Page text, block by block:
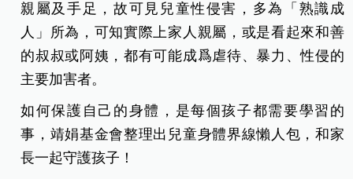
親屬及手足，故可見兒童性侵害，多為「熟識成
人」所為，可知實際上家人親屬，或是看起來和善
的叔叔或阿姨，都有可能成爲虐待、暴力、性侵的
主要加害者。
如何保護自己的身體，是每個孩子都需要學習的
事，靖娟基金會整理出兒童身體界線懶人包，和家
長一起守護孩子！